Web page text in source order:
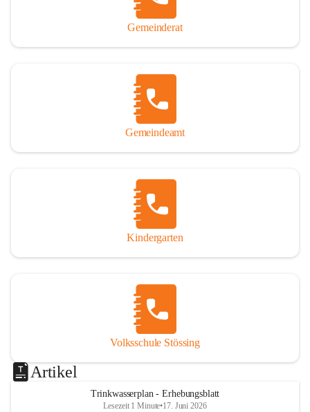
Gemeinderat
Gemeindeamt
Kindergarten
Volksschule Stössing
Artikel
Trinkwasserplan - Erhebungsblatt
Lesezeit 1 Minute•17. Juni 2026